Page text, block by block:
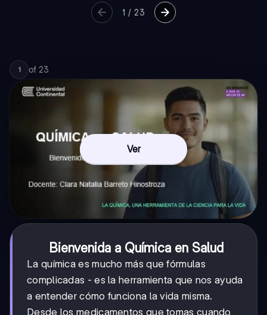
1 / 23
1 of 23
Ver
Bienvenida a Química en Salud
La química es mucho más que fórmulas
complicadas - es la herramienta que nos ayuda
a entender cómo funciona la vida misma.
Desde los medicamentos que tomas cuando